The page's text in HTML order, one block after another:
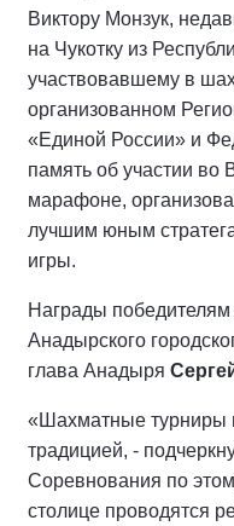
Виктору Монзук,
на Чукотку из
участвовавшему в
организованном
«Единой России» и
память об участии во
марафоне,
лучшим юным
игры.
Награды победителям
Анадырского
глава Анадыря
«Шахматные турниры
традицией, -
Соревнования по
столице проводятся